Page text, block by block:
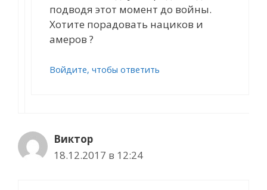
подводя этот момент до войны.
Хотите порадовать нациков и
амеров ?
Войдите, чтобы ответить
Виктор
18.12.2017 в 12:24